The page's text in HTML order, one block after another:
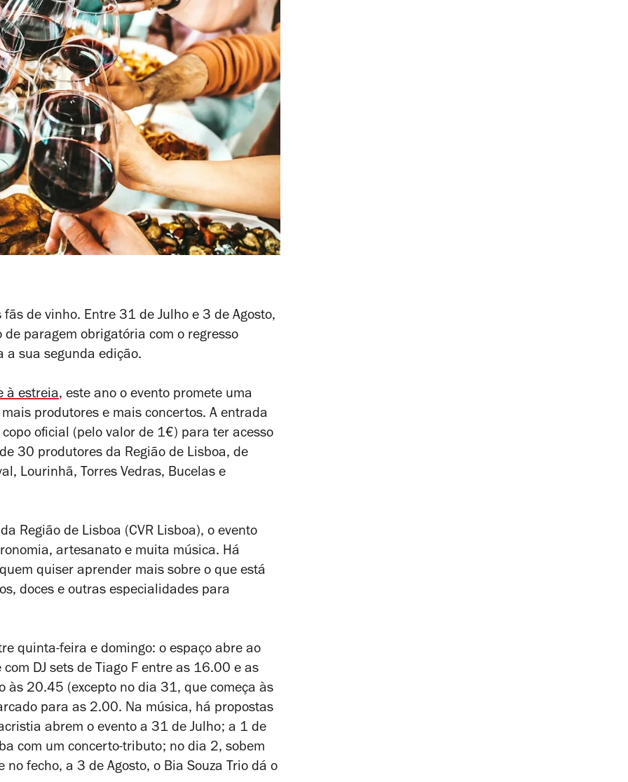
de vinho. Entre 31 de Julho e 3 de Agosto,
paragem obrigatória com o regresso
a sua segunda edição.
à estreia, este ano o evento promete uma
produtores e mais concertos. A entrada
oficial (pelo valor de 1€) para ter acesso
30 produtores da Região de Lisboa, de
Lourinhã, Torres Vedras, Bucelas e
Região de Lisboa (CVR Lisboa), o evento
artesanato e muita música. Há
quiser aprender mais sobre o que está
doces e outras especialidades para
quinta-feira e domingo: o espaço abre ao
DJ sets de Tiago F entre as 16.00 e as
às 20.45 (excepto no dia 31, que começa às
para as 2.00. Na música, há propostas
abrem o evento a 31 de Julho; a 1 de
com um concerto-tributo; no dia 2, sobem
fecho, a 3 de Agosto, o Bia Souza Trio dá o